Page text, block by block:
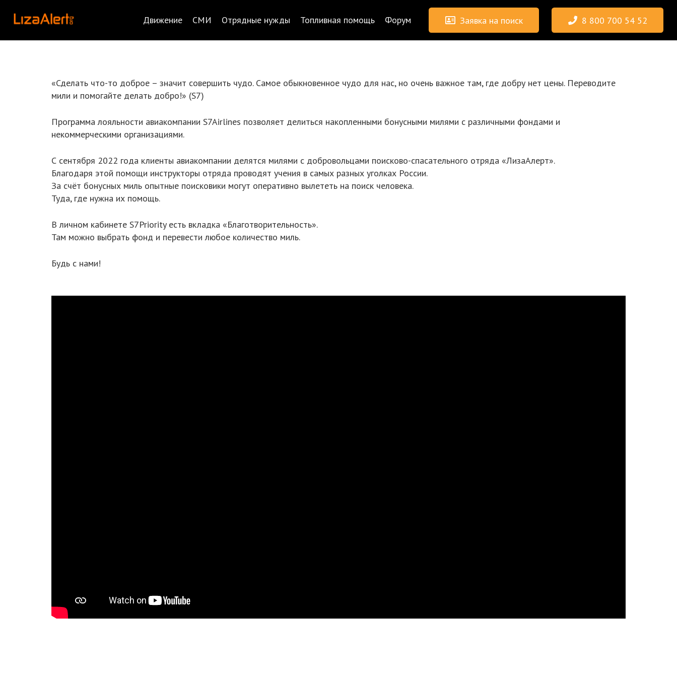
Движение СМИ Отрядные нужды Топливная помощь Форум Заявка на поиск 8 800 700 54 52
«Сделать что-то доброе – значит совершить чудо. Самое обыкновенное чудо для нас, но очень важное там, где добру нет цены. Переводите
мили и помогайте делать добро!» (S7)
Программа лояльности авиакомпании S7Airlines позволяет делиться накопленными бонусными милями с различными фондами и
некоммерческими организациями.
С сентября 2022 года клиенты авиакомпании делятся милями с добровольцами поисково-спасательного отряда «ЛизаАлерт».
Благодаря этой помощи инструкторы отряда проводят учения в самых разных уголках России.
За счёт бонусных миль опытные поисковики могут оперативно вылететь на поиск человека.
Туда, где нужна их помощь.
В личном кабинете S7Priority есть вкладка «Благотворительность».
Там можно выбрать фонд и перевести любое количество миль.
Будь с нами!